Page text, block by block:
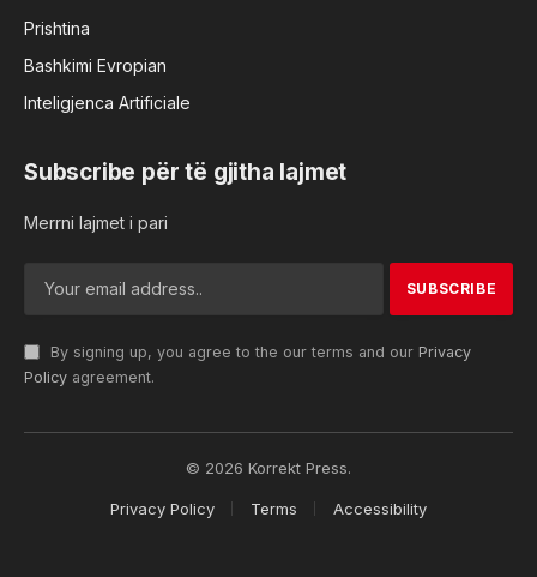
Prishtina
Bashkimi Evropian
Inteligjenca Artificiale
Subscribe për të gjitha lajmet
Merrni lajmet i pari
By signing up, you agree to the our terms and our Privacy
Policy agreement.
© 2026 Korrekt Press.
Privacy Policy Terms Accessibility